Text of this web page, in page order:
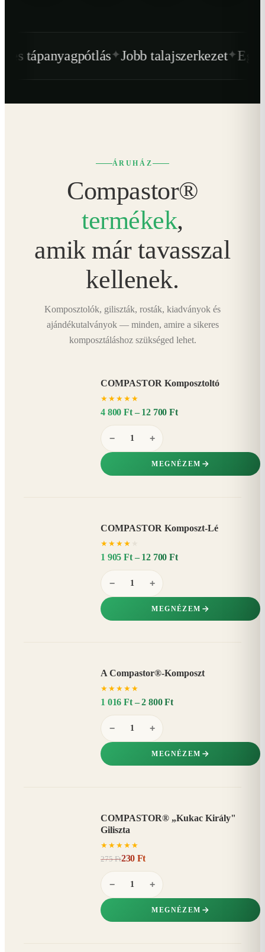
✦Jobb talajszerkezet✦Egészségesebb
ÁRUHÁZ
Compastor®
termékek,
amik már tavasszal
kellenek.
Komposztolók, giliszták, rosták, kiadványok és
ajándékutalványok — minden, amire a sikeres
komposztáláshoz szükséged lehet.
COMPASTOR Komposztoltó
★ ★ ★ ★ ★
4 800 Ft – 12 700 Ft
− +
MEGNÉZEM
COMPASTOR Komposzt-Lé
★ ★ ★ ★
1 905 Ft – 12 700 Ft
− +
MEGNÉZEM
A Compastor®-Komposzt
★ ★ ★ ★ ★
1 016 Ft – 2 800 Ft
− +
MEGNÉZEM
COMPASTOR® „Kukac Király"
Giliszta
★ ★ ★ ★ ★
275 Ft230 Ft
− +
MEGNÉZEM